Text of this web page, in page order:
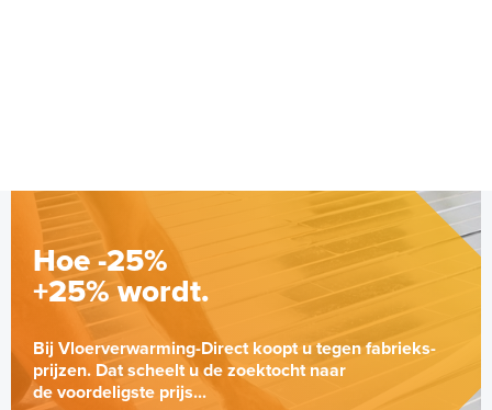
Hoe -25%
+25% wordt.
Bij Vloerverwarming-Direct koopt u tegen fabrieks-
prijzen. Dat scheelt u de zoektocht naar
de voordeligste prijs...